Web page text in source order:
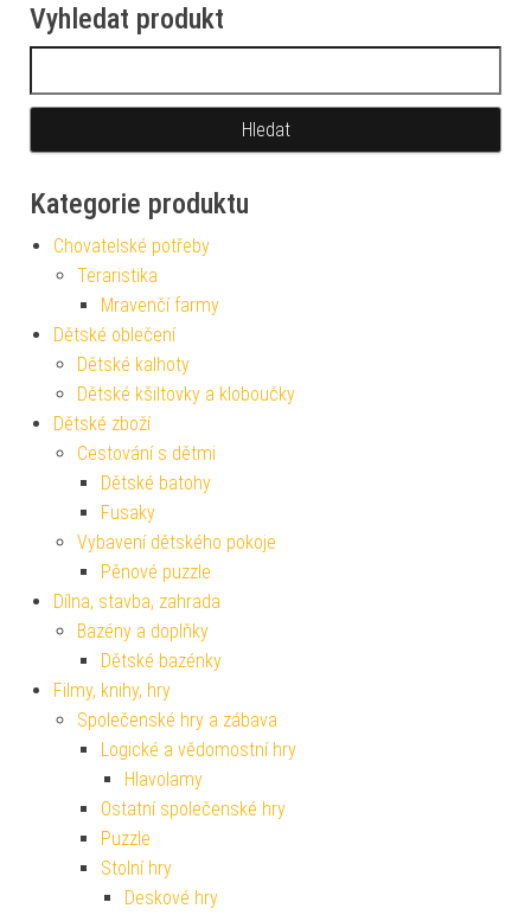
Vyhledat produkt
Kategorie produktu
Chovatelské potřeby
Teraristika
Mravenčí farmy
Dětské oblečení
Dětské kalhoty
Dětské kšiltovky a kloboučky
Dětské zboží
Cestování s dětmi
Dětské batohy
Fusaky
Vybavení dětského pokoje
Pěnové puzzle
Dílna, stavba, zahrada
Bazény a doplňky
Dětské bazénky
Filmy, knihy, hry
Společenské hry a zábava
Logické a vědomostní hry
Hlavolamy
Ostatní společenské hry
Puzzle
Stolní hry
Deskové hry